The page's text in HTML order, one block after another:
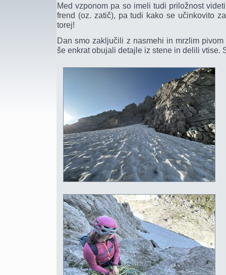
Med vzponom pa so imeli tudi priložnost
frend (oz. zatič), pa tudi kako se učinkovito
torej!
Dan smo zaključili z nasmehi in mrzlim
še enkrat obujali detajle iz stene in delili vtise.